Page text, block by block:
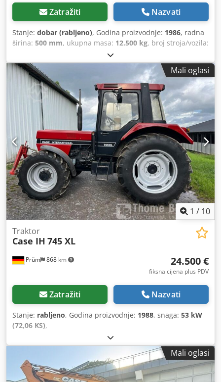
Zatražiti Nazvati
Stanje: dobar (rabljeno), Godina proizvodnje: 1986, radna
širina: 500 mm, ukupna masa: 12.500 kg, broj stroja/vozila:
, CASE IH 1660 aksijalni protok Marka: Case IH
Model: 1660 Godina: 1987 Djdpfxevr Dxps Akkock Radni
sati: 3.300 h Širina presjeka: 5,00 m Razne vrste opreme:
sjeckalica slame, rasipač slame
Mali oglasi
1 / 10
Prüm 868 km
Traktor
Case IH 745 XL
24.500 €
fiksna cijena plus PDV
Zatražiti Nazvati
Stanje: rabljeno, Godina proizvodnje: 1988, snaga: 53 kW
(72,06 KS),
Mali oglasi